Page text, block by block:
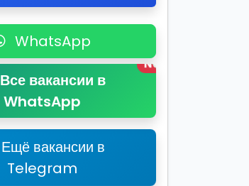
WhatsApp
Все вакансии в
WhatsApp
New
Ещё вакансии в
Telegram